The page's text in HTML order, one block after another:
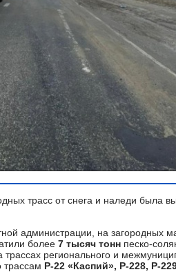
трасс от снега и наледи была
администрации, на загородных
более 7 тысяч тонн песко-
трассах регионального и
трассам Р-22 «Каспий», Р-228, Р-